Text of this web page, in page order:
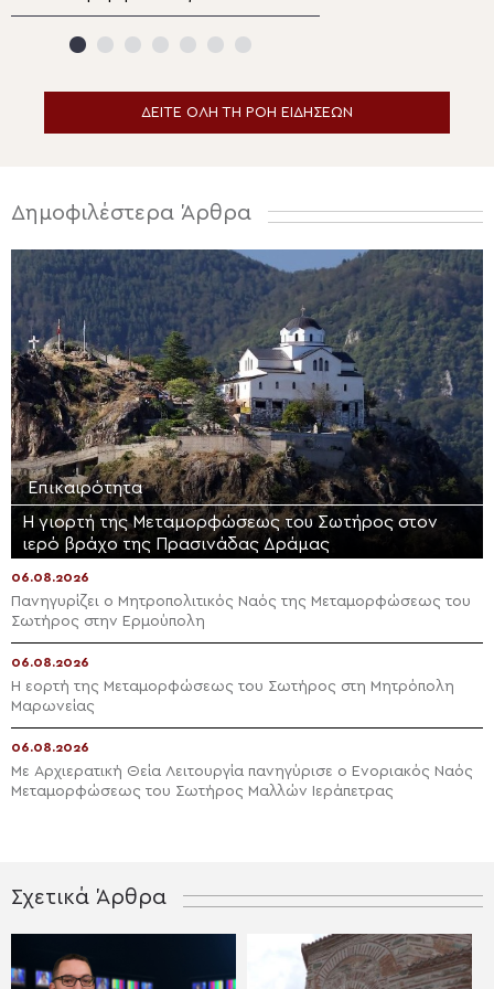
Σωτήρος στα Λευκάκια
Ναυπλίου
ΔΕΙΤΕ ΟΛΗ ΤΗ ΡΟΗ ΕΙΔΗΣΕΩΝ
Δημοφιλέστερα Άρθρα
Επικαιρότητα
Η γιορτή της Μεταμορφώσεως του Σωτήρος στον
ιερό βράχο της Πρασινάδας Δράμας
06.08.2026
Πανηγυρίζει ο Μητροπολιτικός Ναός της Μεταμορφώσεως του
Σωτήρος στην Ερμούπολη
06.08.2026
Η εορτή της Μεταμορφώσεως του Σωτήρος στη Μητρόπολη
Μαρωνείας
06.08.2026
Με Αρχιερατική Θεία Λειτουργία πανηγύρισε ο Ενοριακός Ναός
Μεταμορφώσεως του Σωτήρος Μαλλών Ιεράπετρας
Σχετικά Άρθρα